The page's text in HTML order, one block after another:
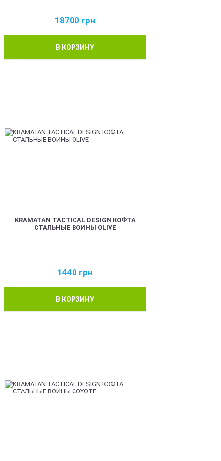
18700 грн
В КОРЗИНУ
KRAMATAN TACTICAL DESIGN КОФТА
СТАЛЬНЫЕ ВОИНЫ OLIVE
1440 грн
В КОРЗИНУ